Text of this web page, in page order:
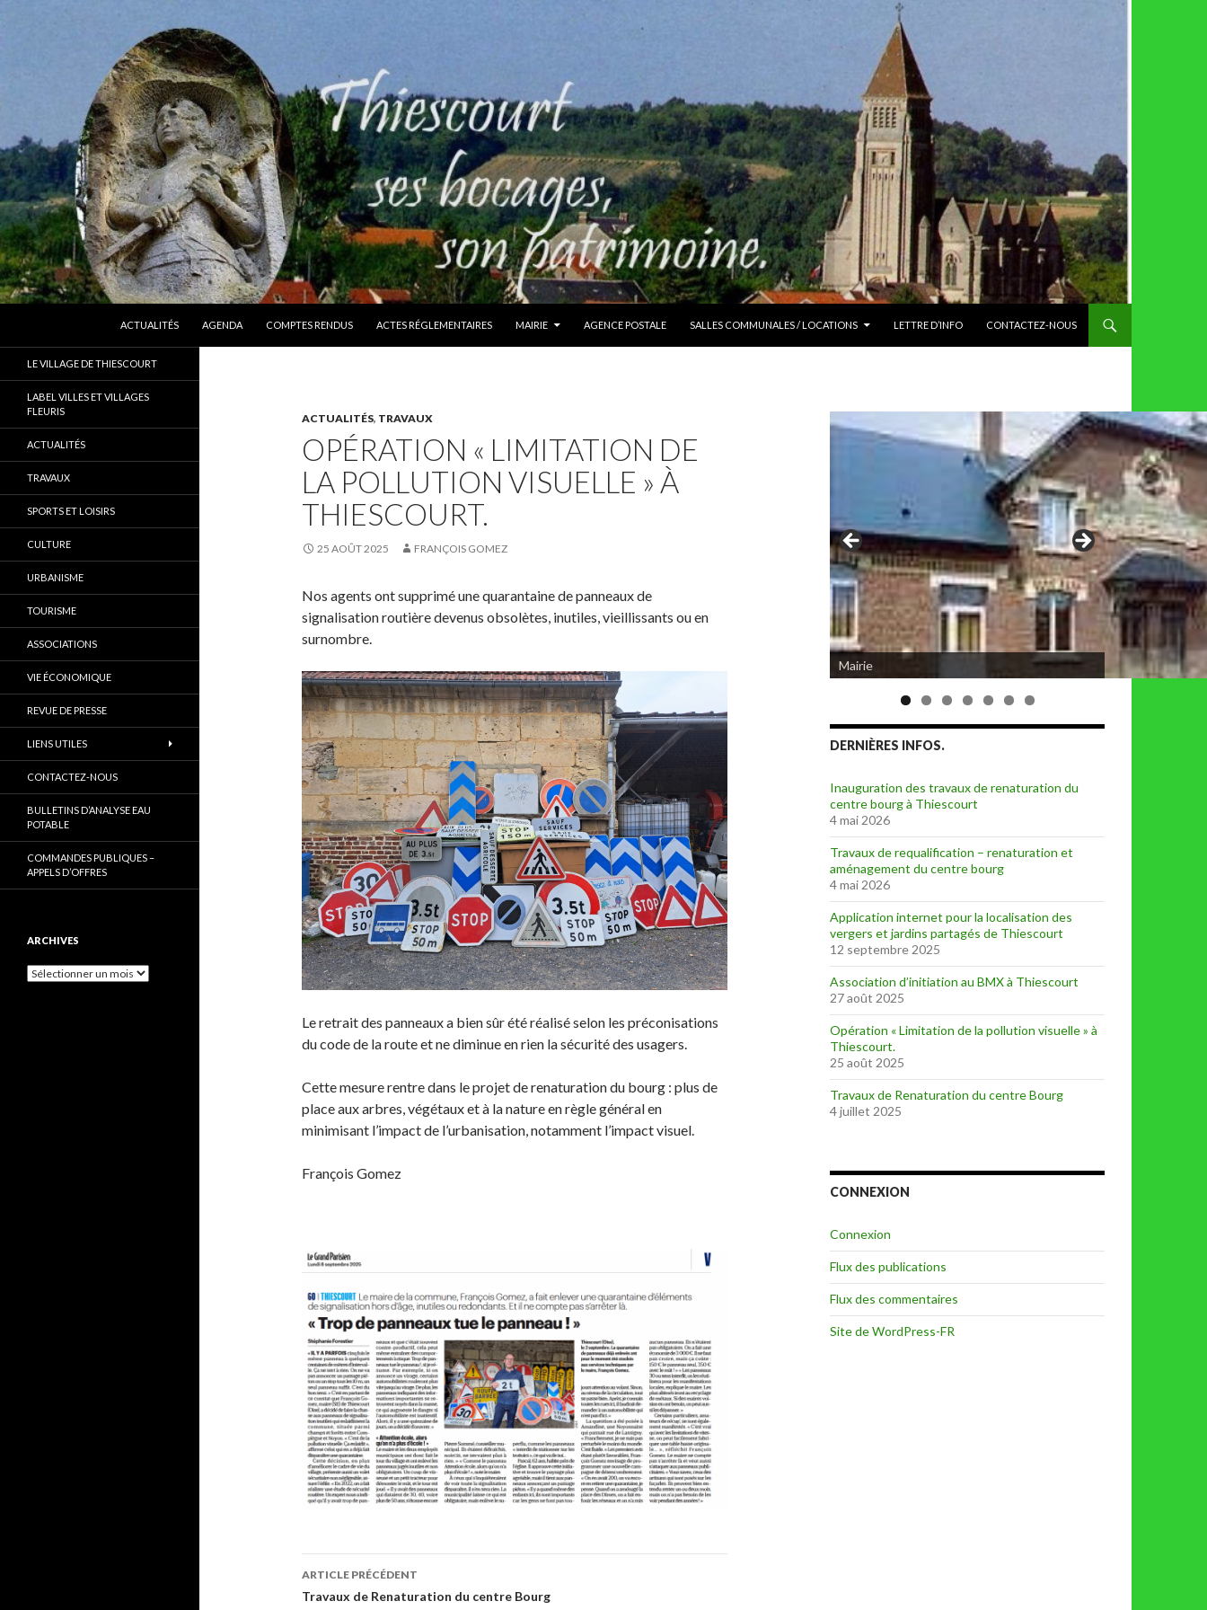
ACTUALITÉS
AGENDA COMPTES RENDUS ACTES RÉGLEMENTAIRES MAIRIE AGENCE POSTALE SALLES COMMUNALES / LOCATIONS LETTRE D’INFO CONTACTEZ-NOUS
ACTUALITÉS, TRAVAUX
OPÉRATION « LIMITATION DE
LA POLLUTION VISUELLE » À
THIESCOURT.
25 AOÛT 2025 FRANÇOIS GOMEZ
Nos agents ont supprimé une quarantaine de panneaux de
signalisation routière devenus obsolètes, inutiles, vieillissants ou en
surnombre.
Le retrait des panneaux a bien sûr été réalisé selon les préconisations
du code de la route et ne diminue en rien la sécurité des usagers.
Cette mesure rentre dans le projet de renaturation du bourg : plus de
place aux arbres, végétaux et à la nature en règle général en
minimisant l’impact de l’urbanisation, notamment l’impact visuel.
François Gomez
Navigation
des
ARTICLE PRÉCÉDENT
Travaux de Renaturation du centre Bourg
Mairie
Eglise de Thiescourt détruite durant la
grande guerre
DERNIÈRES INFOS.
Inauguration des travaux de renaturation du
centre bourg à Thiescourt
4 mai 2026
Travaux de requalification – renaturation et
aménagement du centre bourg
4 mai 2026
Application internet pour la localisation des
vergers et jardins partagés de Thiescourt
12 septembre 2025
Association d’initiation au BMX à Thiescourt
27 août 2025
Opération « Limitation de la pollution visuelle » à
Thiescourt.
25 août 2025
Travaux de Renaturation du centre Bourg
4 juillet 2025
CONNEXION
Connexion
Flux des publications
Flux des commentaires
Site de WordPress-FR
Thiescourt (Oise)
LE VILLAGE DE THIESCOURT
LABEL VILLES ET VILLAGES
FLEURIS
ACTUALITÉS
TRAVAUX
SPORTS ET LOISIRS
CULTURE
URBANISME
TOURISME
ASSOCIATIONS
VIE ÉCONOMIQUE
REVUE DE PRESSE
LIENS UTILES
CONTACTEZ-NOUS
BULLETINS D’ANALYSE EAU
POTABLE
COMMANDES PUBLIQUES –
APPELS D’OFFRES
ARCHIVES
Archives